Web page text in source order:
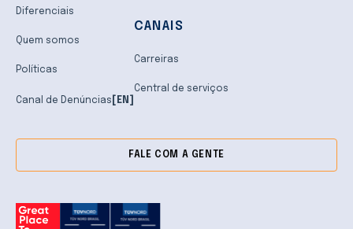
Diferenciais
Quem somos
Políticas
Canal de Denúncias [EN]
CANAIS
Carreiras
Central de serviços
FALE COM A GENTE